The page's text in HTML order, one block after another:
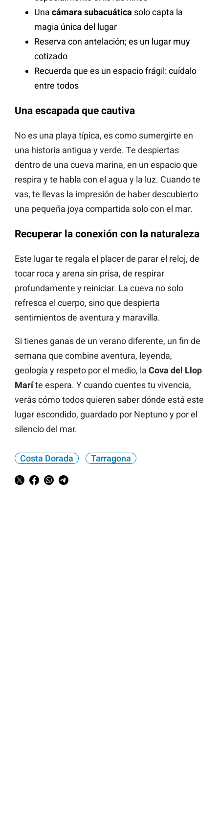
Una cámara subacuática solo capta la
magia única del lugar
Reserva con antelación; es un lugar muy
cotizado
Recuerda que es un espacio frágil: cuídalo
entre todos
Una escapada que cautiva
No es una playa típica, es como sumergirte en
una historia antigua y verde. Te despiertas
dentro de una cueva marina, en un espacio que
respira y te habla con el agua y la luz. Cuando te
vas, te llevas la impresión de haber descubierto
una pequeña joya compartida solo con el mar.
Recuperar la conexión con la naturaleza
Este lugar te regala el placer de parar el reloj, de
tocar roca y arena sin prisa, de respirar
profundamente y reiniciar. La cueva no solo
refresca el cuerpo, sino que despierta
sentimientos de aventura y maravilla.
Si tienes ganas de un verano diferente, un fin de
semana que combine aventura, leyenda,
geología y respeto por el medio, la Cova del Llop
Maríte espera. Y cuando cuentes tu vivencia,
verás cómo todos quieren saber dónde está este
lugar escondido, guardado por Neptuno y por el
silencio del mar.
Costa Dorada Tarragona